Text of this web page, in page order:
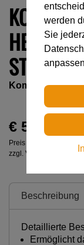
HELME
STRATO®
Komfortpolster
€ 5,00
Preis inkl. MwSt.
zzgl. Versandkosten
Beschreibung
Detaillierte
Ermöglicht
werden
Sie